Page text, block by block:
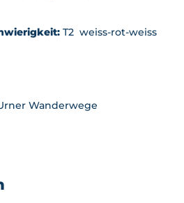
T2 weiss-rot-weiss
Wanderwege